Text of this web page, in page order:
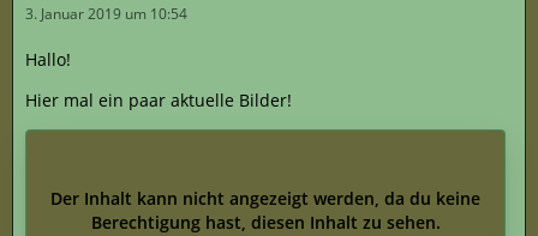
3. Januar 2019 um 10:54
Hallo!
Hier mal ein paar aktuelle Bilder!
Der Inhalt kann nicht angezeigt werden, da du keine
Berechtigung hast, diesen Inhalt zu sehen.